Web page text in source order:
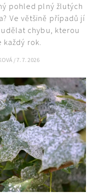
pohled plný žlutých
Ve většině případů jí
chybu, kterou
rok.
/7. 7. 2026